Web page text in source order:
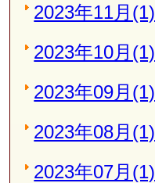
2023年11月(1)
2023年10月(1)
2023年09月(1)
2023年08月(1)
2023年07月(1)